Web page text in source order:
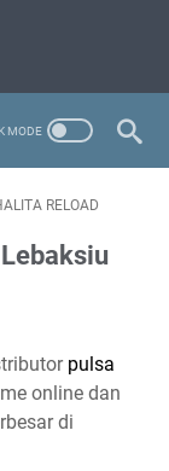
RELOAD
pulsa
online dan
di